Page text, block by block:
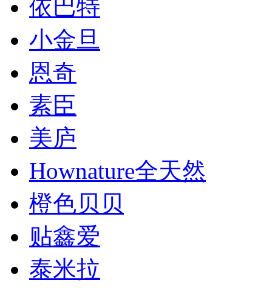
依巴特
小金旦
恩奇
素臣
美庐
Hownature全天然
橙色贝贝
贴鑫爱
泰米拉